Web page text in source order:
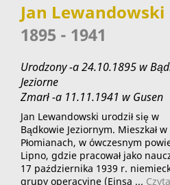
Jan Lewandowski
1895 - 1941
Urodzony -a 24.10.1895 w
Jeziorne
Zmarł -a 11.11.1941 w Gusen
Jan Lewandowski urodził się w
Bądkowie Jeziornym. Mieszkał w
Płomianach, w ówczesnym
Lipno, gdzie pracował jako
17 października 1939 r.
grupy operacyjne (Einsa ...